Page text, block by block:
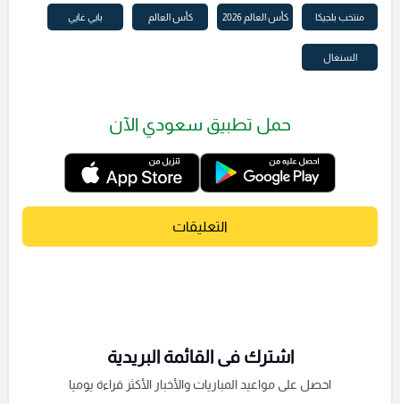
منتخب بلجيكا كأس العالم 2026 كأس العالم بايي غايي
السنغال
حمل تطبيق سعودي الآن
التعليقات
اشترك فى القائمة البريدية
احصل على مواعيد المباريات والأخبار الأكثر قراءة يوميا